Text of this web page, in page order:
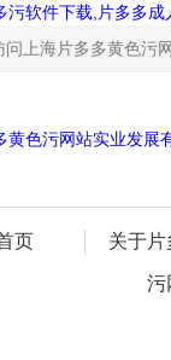
污软件下载,片多多
问上海片多多黄色污网
页 关于
污